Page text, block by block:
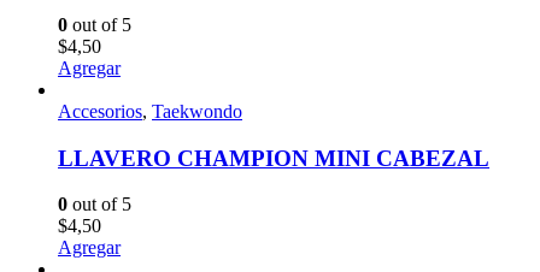
0 out of 5
$4,50
Agregar
Accesorios, Taekwondo
LLAVERO CHAMPION MINI CABEZAL
0 out of 5
$4,50
Agregar